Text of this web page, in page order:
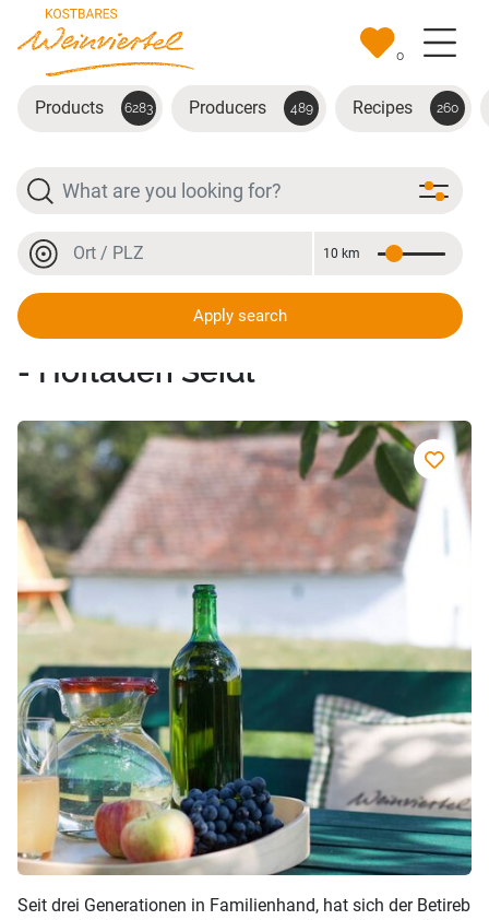
Skip to main content
0
Products 6283 Producers 489 Recipes 260
Search
Location or postal code
Distance
10 km
Apply search
Ackerbau - Weingut - Heuriger
- Hofladen Seidl
Seit drei Generationen in Familienhand, hat sich der Betireb